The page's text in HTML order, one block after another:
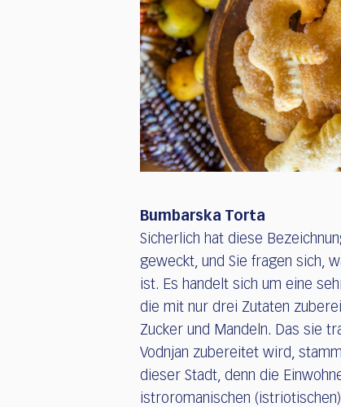
Bumbarska Torta
Sicherlich hat diese
geweckt, und Sie fragen sich,
ist. Es handelt sich um eine
die mit nur drei Zutaten
Zucker und Mandeln. Das sie
Vodnjan zubereitet wird,
dieser Stadt, denn die
istroromanischen